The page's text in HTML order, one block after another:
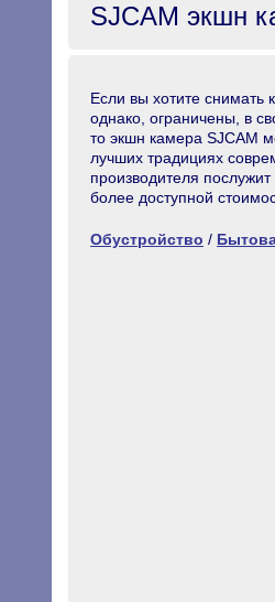
SJCAM экшн
Если вы хотите снимать
однако, ограничены, в
то экшн камера SJCАM
лучших традициях
производителя
более доступной
Обустройство /